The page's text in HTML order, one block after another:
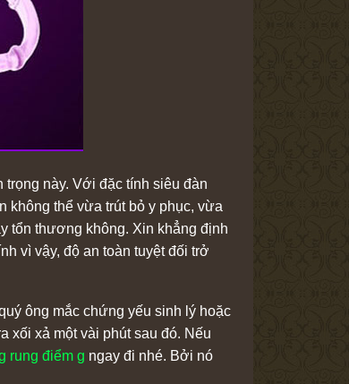
này. Với đặc tính siêu đàn
không thể vừa trút bỏ y phục, vừa
tổn thương không. Xin khẳng định
vì vậy, độ an toàn tuyệt đối trở
ông mắc chứng yếu sinh lý hoặc
xối xả một vài phút sau đó. Nếu
rung điểm g ngay đi nhé. Bởi nó